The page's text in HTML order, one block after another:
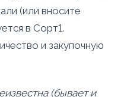
(или вносите
в Сорт1.
и закупочную
(бывает и